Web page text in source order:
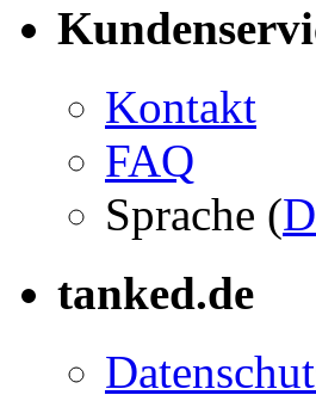
Kontakt
FAQ
Sprache (
tanked.de